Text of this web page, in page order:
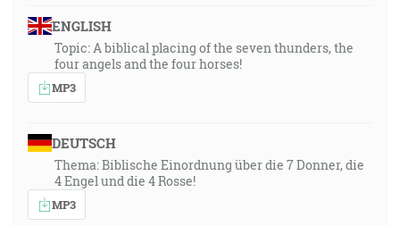
ENGLISH
Topic: A biblical placing of the seven thunders, the
four angels and the four horses!
MP3
DEUTSCH
Thema: Biblische Einordnung über die 7 Donner, die
4 Engel und die 4 Rosse!
MP3